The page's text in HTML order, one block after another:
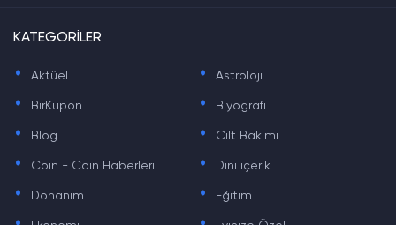
KATEGORİLER
. Aktüel . Astroloji
. BirKupon . Biyografi
. Blog . Cilt Bakımı
. Coin - Coin Haberleri . Dini içerik
. Donanım . Eğitim
. .